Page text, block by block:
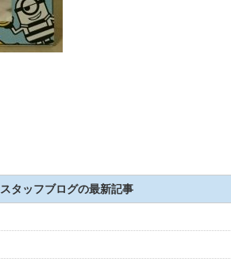
スタッフブログの最新記事